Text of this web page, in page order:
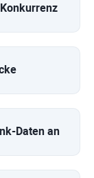
Daten an